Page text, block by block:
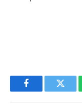
Facebook